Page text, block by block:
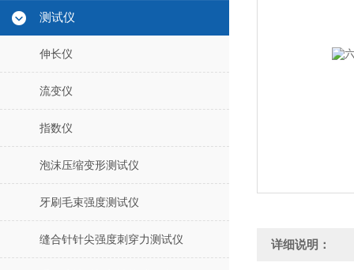
测试仪
伸长仪
流变仪
指数仪
泡沫压缩变形测试仪
牙刷毛束强度测试仪
缝合针针尖强度刺穿力测试仪 详细说明：